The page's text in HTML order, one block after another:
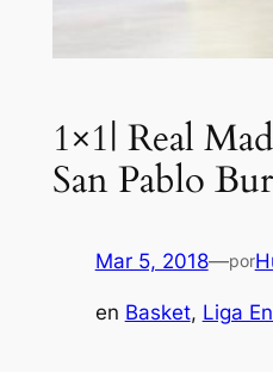
1×1| Real
San Pablo
Mar 5, 2018—por
en Basket, Liga